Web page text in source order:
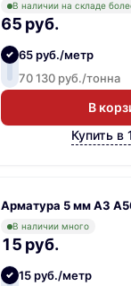
В наличии на складе
65 руб.
65 руб./метр
70 130 руб./тонна
В
Купить в
Арматура 5 мм А3
В наличии много
15 руб.
15 руб./метр